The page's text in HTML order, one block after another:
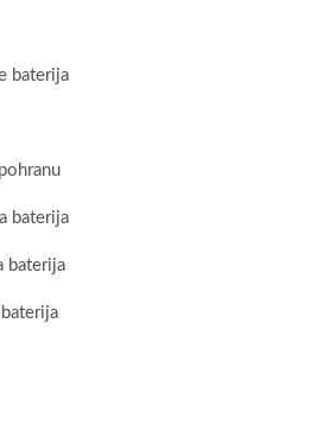
baterija
baterija
baterija